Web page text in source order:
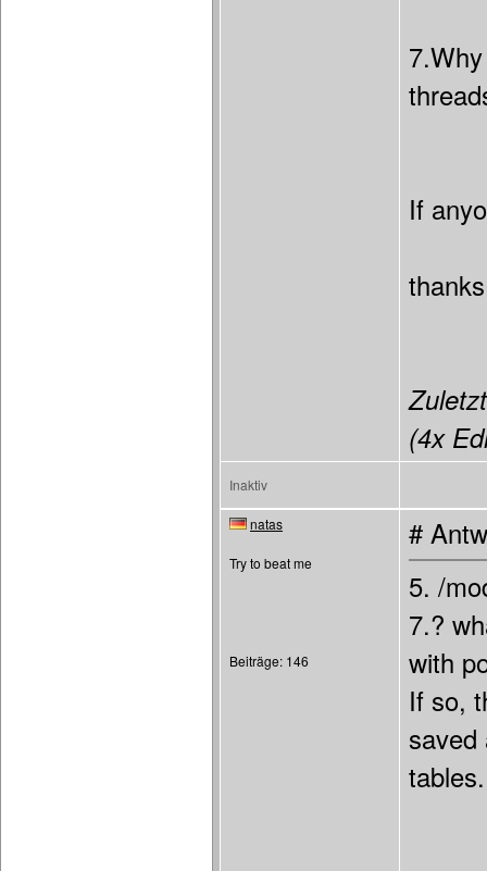
If
(4x
Inaktiv
natas
Try to beat me
Beiträge: 146
#
5. /
7.?
with
If so,
saved
tables.